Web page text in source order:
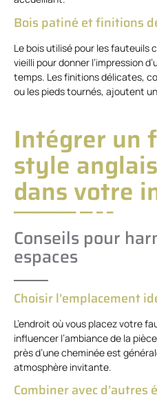
Bois patiné et finitions
Le bois utilisé pour les
vieilli pour donner l’impression
temps. Les finitions délicates,
ou les pieds tournés, ajoutent
Intégrer un
style
dans votre
Conseils pour
espaces
Choisir l’emplacement
L’endroit où vous placez votre
influencer l’ambiance de la
près d’une cheminée est
atmosphère invitante.
Combiner avec